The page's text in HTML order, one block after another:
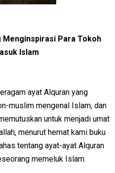
Menginspirasi Para Tokoh
Islam
ayat Alquran yang
muslim mengenal Islam, dan
untuk menjadi umat
menurut hemat kami buku
tentang ayat-ayat Alquran
memeluk Islam.